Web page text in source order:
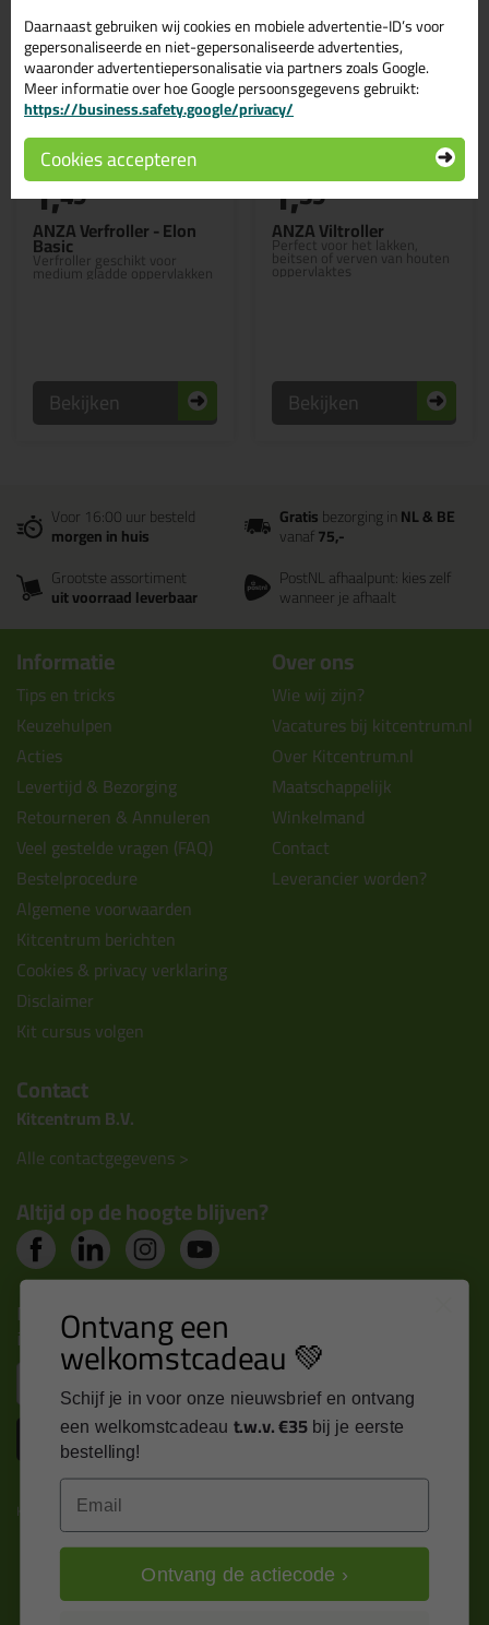
ANZA Verfroller - Elon
Basic
Verfroller geschikt voor
medium gladde oppervlakken
1,49
Bekijken
ANZA Viltroller
Perfect voor het lakken,
beitsen of verven van houten
oppervlaktes
1,59
Bekijken
Voor 16:00 uur besteld
morgen in huis
Gratisbezorging inNL & BE
vanaf75,-
Grootste assortiment
uit voorraad leverbaar
PostNL afhaalpunt: kies zelf
wanneer je afhaalt
Informatie
Tips en tricks
Keuzehulpen
Acties
Levertijd & Bezorging
Retourneren & Annuleren
Veel gestelde vragen (FAQ)
Bestelprocedure
Algemene voorwaarden
Kitcentrum berichten
Cookies & privacy verklaring
Disclaimer
Kit cursus volgen
Over ons
Wie wij zijn?
Vacatures bij kitcentrum.nl
Over Kitcentrum.nl
Maatschappelijk
Winkelmand
Contact
Leverancier worden?
Contact
Kitcentrum B.V.
Alle contactgegevens >
Altijd op de hoogte blijven?
Nieuws, tips en exclusieve deals rechtstreeks in je
inbox
Inschrijven
Kitcentrum is trots op:
Daarnaast gebruiken wij cookies en mobiele advertentie-ID’s voor
gepersonaliseerde en niet-gepersonaliseerde advertenties,
waaronder advertentiepersonalisatie via partners zoals Google.
Meer informatie over hoe Google persoonsgegevens gebruikt:
https://business.safety.google/privacy/
Cookies accepteren
Ontvang een
welkomstcadeau 💚
Schijf je in voor onze nieuwsbrief en ontvang
een welkomstcadeau t.w.v. €35 bij je eerste
bestelling!
Email
Ontvang de actiecode ›